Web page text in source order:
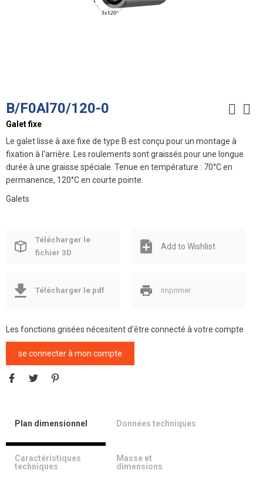
B/F0Al70/120-0
Galet fixe
Le galet lisse à axe fixe de type B est conçu pour un montage à
fixation à l'arrière. Les roulements sont graissés pour une longue
durée à une graisse spéciale. Tenue en température : 70°C en
permanence, 120°C en courte pointe.
Galets
Télécharger le
fichier 3D
Add to Wishlist
Télécharger le pdf Imprimer
Les fonctions grisées nécesitent d'être connecté à votre compte
se connecter à mon compte
Plan dimensionnel Données techniques
Caractéristiques
techniques
Masse et
dimensions